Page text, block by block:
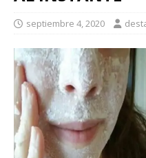
septiembre 4, 2020